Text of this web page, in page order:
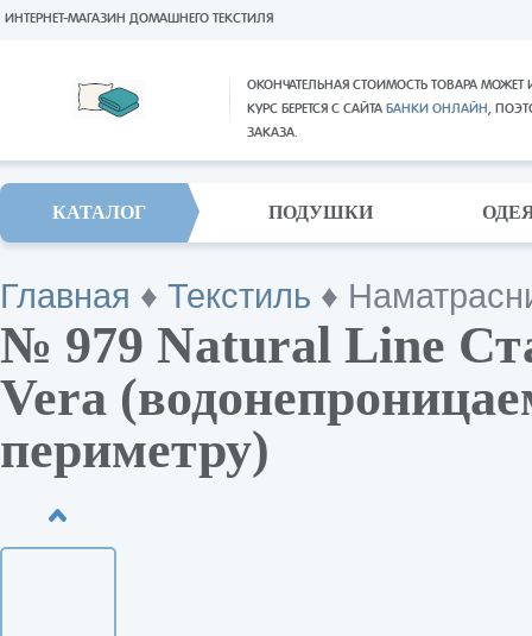
ОКОНЧАТЕЛЬНАЯ СТОИМОСТЬ ТОВАРА
КУРС БЕРЕТСЯ С САЙТА БАНКИ ОНЛАЙН,
ЗАКАЗА.
ИНТЕРНЕТ-МАГАЗИН ДОМАШНЕГО ТЕКСТИЛЯ
КАТАЛОГ ПОДУШКИ
Главная ♦ Текстиль ♦
№ 979 Natural Line
Vera
периметру)